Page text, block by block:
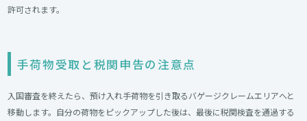
許可されます。
手荷物受取と税関申告の注意点
入国審査を終えたら、預け入れ手荷物を引き取るバゲージクレームエリアへと
移動します。自分の荷物をピックアップした後は、最後に税関検査を通過する